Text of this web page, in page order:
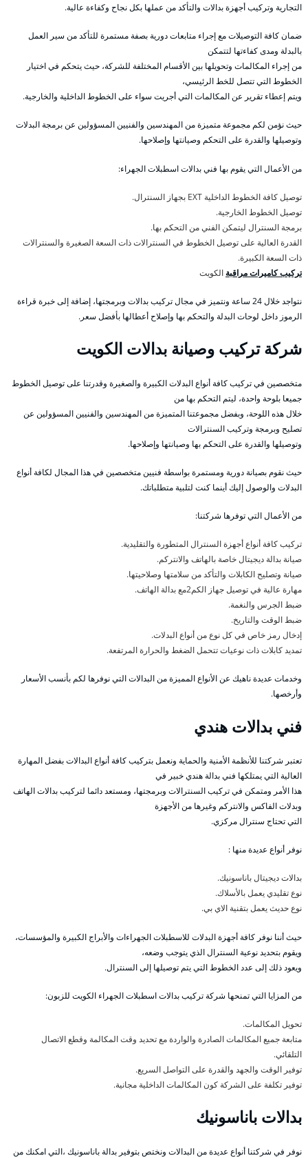
التجارية وتركيب أجهزة بدالات والتأكد من عملها بكل نجاح وكفاءة عالية.
ضمان كافة التوصيلات مع إجراء متابعات دورية بصفة مستمرة للتأكد من سير العمل
بالبدلة ومدى كفاءتها لتتمكن
من إجراء المكالمات وتحويلها بين الأقسام المختلفة للشركة، حيث يتحكم في اختيار
الخطوط التي تتصل للخط الرئيسي،
ويتم إعطاء تقرير عن المكالمات التي أجريت سواء على الخطوط الداخلية والخارجية.
حيث نؤمن لكم مجموعة متميزة من المهندسين والفنيين المسؤولين عن برمجة البدلات
وتوصيلها والقدرة على التحكم وصيانتها وإصلاحها.
من الأعمال التي يقوم بها فني بدالات اسطبلات الجهراء:
توصيل كافة الخطوط الداخلية EXT بجهاز السنترال.
توصيل الخطوط الخارجية.
برمجة السنترال ليتمكن الفني من التحكم بها.
القدرة العالية على توصيل الخطوط في السنترالات ذات السعة الصغيرة والسنترالات
ذات السعة الكبيرة.
تركيب كاميرات مراقبة الكويت
نتواجد خلال 24 ساعة ونتميز في مجال تركيب بدالات وبرمجتها، إضافة إلى خبرة قراءة
الرموز داخل لوحات البدلة والتحكم بها وإصلاح أعطالها بأفضل سعر.
شركة تركيب وصيانة بدالات الكويت
متخصصين في تركيب كافة أنواع البدلات الكبيرة والصغيرة وقدرتنا على توصيل الخطوط
جميعا بلوحة واحدة، ليتم التحكم بها من
خلال هذه اللوحة، وبفضل مجموعتنا المتميزة من المهندسين والفنيين المسؤولين عن
تصليح وبرمجة وتركيب السنترالات
وتوصيلها والقدرة على التحكم بها وصيانتها وإصلاحها.
حيث نقوم بصيانة دورية ومستمرة بواسطة فنيين متخصصين في هذا المجال لكافة أنواع
البدلات والوصول إليك أينما كنت لتلبية متطلباتك.
من الأعمال التي توفرها شركتنا:
تركيب كافة أنواع أجهزة السنترال المتطورة والتقليدية.
صيانة بدالة ديجيتال خاصة بالهاتف والانتركم.
صيانة وتصليح الكابلات والتأكد من سلامتها وصلاحيتها.
مهارة عالية في توصيل جهاز الكم2مع بدالة الهاتف.
ضبط الجرس والنغمة.
ضبط الوقت والتاريخ.
إدخال رمز خاص في كل نوع من أنواع البدلات.
تمديد كابلات ذات نوعيات تتحمل الضغط والحرارة المرتفعة.
وخدمات عديدة ناهيك عن الأنواع المميزة من البدالات التي نوفرها لكم بأنسب الأسعار
وأرخصها.
فني بدالات هندي
تعتبر شركتنا للأنظمة الأمنية والحماية ونعمل بتركيب كافة أنواع البدالات بفضل المهارة
العالية التي يمتلكها فني بدالة هندي خبير في
هذا الأمر ومتمكن في تركيب السنترالات وبرمجتها، ومستعد دائما لتركيب بدالات الهاتف
وبدلات الفاكس والانتركم وغيرها من الأجهزة
التي تحتاج سنترال مركزي.
نوفر أنواع عديدة منها :
بدالات ديجيتال باناسونيك.
نوع تقليدي يعمل بالأسلاك.
نوع حديث يعمل بتقنية الاي بي.
حيث أننا نوفر كافة أجهزة البدلات للاسطبلات الجهراءات والأبراج الكبيرة والمؤسسات،
ويقوم بتحديد نوعية السنترال الذي يتوجب وضعه،
ويعود ذلك إلى عدد الخطوط التي يتم توصيلها إلى السنترال.
من المزايا التي تمنحها شركة تركيب بدالات اسطبلات الجهراء الكويت للزبون:
تحويل المكالمات.
متابعة جميع المكالمات الصادرة والواردة مع تحديد وقت المكالمة وقطع الاتصال
التلقائي.
توفير الوقت والجهد والقدرة على التواصل السريع.
توفير تكلفة على الشركة كون المكالمات الداخلية مجانية.
بدالات باناسونيك
نوفر في شركتنا أنواع عديدة من البدالات ونختص بتوفير بدالة باناسونيك ،التي امكنك من